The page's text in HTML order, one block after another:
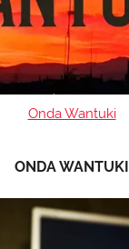
Onda Wantuki
ONDA WANTUKI